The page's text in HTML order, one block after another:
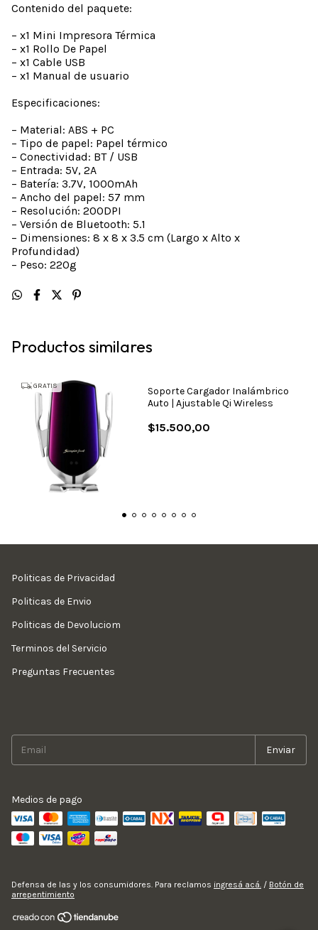
Contenido del paquete:
– x1 Mini Impresora Térmica
– x1 Rollo De Papel
– x1 Cable USB
– x1 Manual de usuario
Especificaciones:
– Material: ABS + PC
– Tipo de papel: Papel térmico
– Conectividad: BT / USB
– Entrada: 5V, 2A
– Batería: 3.7V, 1000mAh
– Ancho del papel: 57 mm
– Resolución: 200DPI
– Versión de Bluetooth: 5.1
– Dimensiones: 8 x 8 x 3.5 cm (Largo x Alto x
Profundidad)
– Peso: 220g
Productos similares
GRATIS
Soporte Cargador Inalámbrico
Auto | Ajustable Qi Wireless
$15.500,00
Politicas de Privacidad
Politicas de Envio
Politicas de Devoluciom
Terminos del Servicio
Preguntas Frecuentes
Medios de pago
Defensa de las y los consumidores. Para reclamos ingresá acá. / Botón de
arrepentimiento